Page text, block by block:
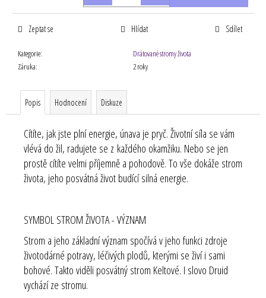
Kategorie:
Drátované stromy života
Záruka: 2 roky
Zeptat se Hlídat Sdílet
Popis Hodnocení Diskuze
Cítíte, jak jste plní energie, únava je pryč. Životní síla se vám
vlévá do žil, radujete se z každého okamžiku. Nebo se jen
prostě cítíte velmi příjemně a pohodově. To vše dokáže strom
života, jeho posvátná život budící silná energie.
SYMBOL STROM ŽIVOTA - VÝZNAM
Strom a jeho základní význam spočívá v jeho funkci zdroje
životodárné potravy, léčivých plodů, kterými se živí i sami
bohové. Takto viděli posvátný strom Keltové. I slovo Druid
vychází ze stromu.